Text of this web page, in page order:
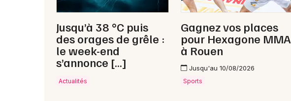
Jusqu’à 38 °C puis
des orages de grêle :
le week-end
s’annonce […]
Actualités
Gagnez vos places
pour Hexagone MMA
à Rouen
Jusqu'au 10/08/2026
Sports